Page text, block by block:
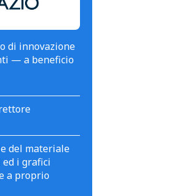
di innovazione
— a beneficio
del materiale
i grafici
a proprio